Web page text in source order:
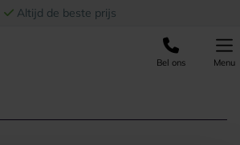
Altijd de beste prijs
Bel ons Menu